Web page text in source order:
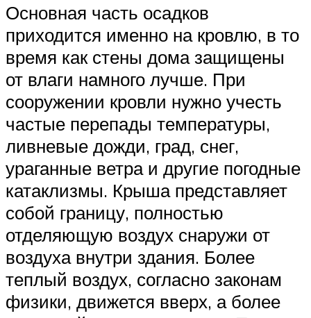
Основная часть осадков
приходится именно на кровлю, в то
время как стены дома защищены
от влаги намного лучше. При
сооружении кровли нужно учесть
частые перепады температуры,
ливневые дожди, град, снег,
ураганные ветра и другие погодные
катаклизмы. Крыша представляет
собой границу, полностью
отделяющую воздух снаружи от
воздуха внутри здания. Более
теплый воздух, согласно законам
физики, движется вверх, а более